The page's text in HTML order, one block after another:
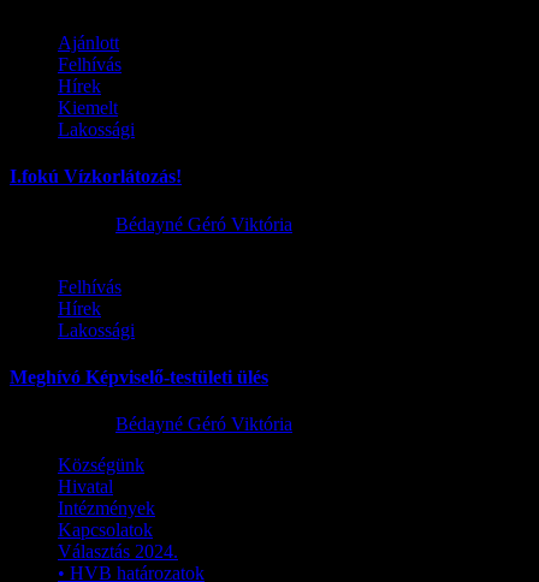
Ajánlott
Felhívás
Hírek
Kiemelt
Lakossági
I.fokú Vízkorlátozás!
Bédayné Géró Viktória
Felhívás
Hírek
Lakossági
Meghívó Képviselő-testületi ülés
Bédayné Géró Viktória
Községünk
Hivatal
Intézmények
Kapcsolatok
Választás 2024.
• HVB határozatok